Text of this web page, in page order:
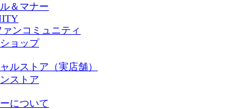
ートナー企業
募集
リティ
援
ェクト
＆マナー
ァンコミュニティ
ョップ
ルストア（実店舗）
ストア
について